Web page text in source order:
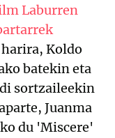
Laburren
Koldo
batekin eta
sortzaileekin
Juanma
du 'Miscere'